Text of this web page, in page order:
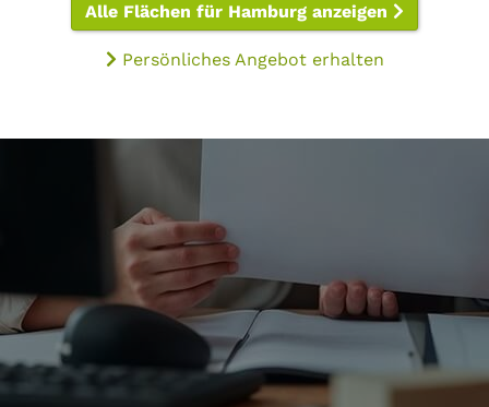
Alle Flächen für Hamburg anzeigen
Persönliches Angebot erhalten